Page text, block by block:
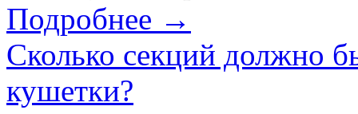
Подробнее →
Сколько секций должно
кушетки?